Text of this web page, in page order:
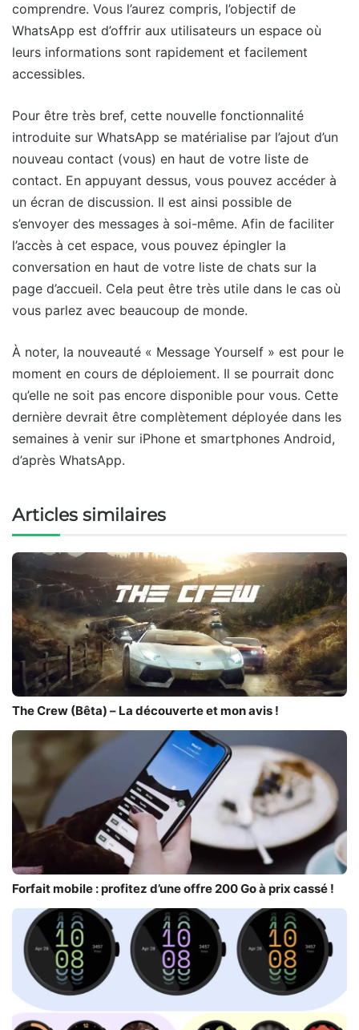
comprendre. Vous l’aurez compris, l’objectif de
WhatsApp est d’offrir aux utilisateurs un espace où
leurs informations sont rapidement et facilement
accessibles.
Pour être très bref, cette nouvelle fonctionnalité
introduite sur WhatsApp se matérialise par l’ajout d’un
nouveau contact (vous) en haut de votre liste de
contact. En appuyant dessus, vous pouvez accéder à
un écran de discussion. Il est ainsi possible de
s’envoyer des messages à soi-même. Afin de faciliter
l’accès à cet espace, vous pouvez épingler la
conversation en haut de votre liste de chats sur la
page d’accueil. Cela peut être très utile dans le cas où
vous parlez avec beaucoup de monde.
À noter, la nouveauté « Message Yourself » est pour le
moment en cours de déploiement. Il se pourrait donc
qu’elle ne soit pas encore disponible pour vous. Cette
dernière devrait être complètement déployée dans les
semaines à venir sur iPhone et smartphones Android,
d’après WhatsApp.
Articles similaires
The Crew (Bêta) – La découverte et mon avis !
Forfait mobile : profitez d’une offre 200 Go à prix cassé !